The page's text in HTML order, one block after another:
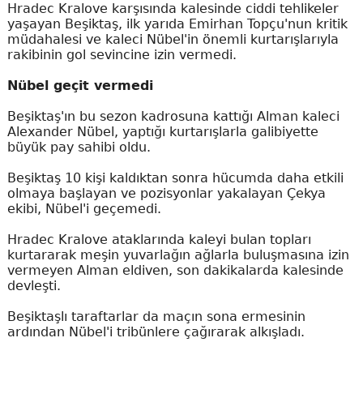
Hradec Kralove karşısında kalesinde ciddi tehlikeler
yaşayan Beşiktaş, ilk yarıda Emirhan Topçu'nun kritik
müdahalesi ve kaleci Nübel'in önemli kurtarışlarıyla
rakibinin gol sevincine izin vermedi.
Nübel geçit vermedi
Beşiktaş'ın bu sezon kadrosuna kattığı Alman kaleci
Alexander Nübel, yaptığı kurtarışlarla galibiyette
büyük pay sahibi oldu.
Beşiktaş 10 kişi kaldıktan sonra hücumda daha etkili
olmaya başlayan ve pozisyonlar yakalayan Çekya
ekibi, Nübel'i geçemedi.
Hradec Kralove ataklarında kaleyi bulan topları
kurtararak meşin yuvarlağın ağlarla buluşmasına izin
vermeyen Alman eldiven, son dakikalarda kalesinde
devleşti.
Beşiktaşlı taraftarlar da maçın sona ermesinin
ardından Nübel'i tribünlere çağırarak alkışladı.